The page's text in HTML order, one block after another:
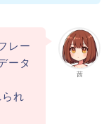
茜
レー
ータ
れ